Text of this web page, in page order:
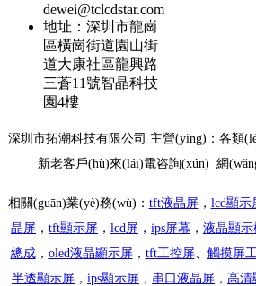
dewei@tclcdstar.com
地址：深圳市龍崗
區橫崗街道園山街
道大康社區龍興路
三蒼11號智晶科技
園4樓
深圳市拓潮科技有限公司 主營(yíng)：各類
新老客戶(hù)來(lái)電咨詢(xún) 網
相關(guān)業(yè)務(wù)： tft液晶屏， lcd顯示
晶屏 ， tft顯示屏 ， lcd屏 ， ips屏幕 ， 液晶顯示
總成， oled液晶顯示屏， tft工控屏、 觸摸屏
半透顯示屏 ， ips顯示屏 ， 串口液晶屏 ， 高清